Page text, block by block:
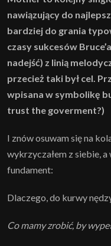
nawiązujący do
bardziej do grania
czasy sukcesów
nadejść) z linią
przecież taki był cel.
wpisana w symbolikę
trust the goverment?)
I znów osuwam się na
wykrzyczałem z siebie,
fundament:
Dlaczego, do kurwy
Co mamy zrobić, by